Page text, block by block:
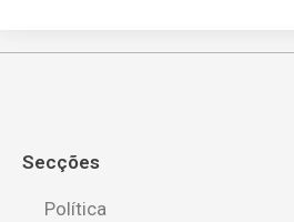
Secções
Política